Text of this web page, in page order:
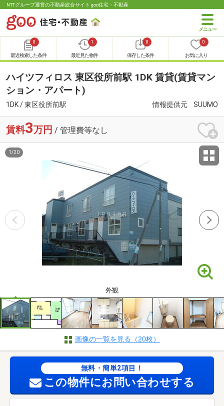
NTTグループ運営の不動産総合サイト goo住宅・不動産
0
最近検索した条件
1
最近見た物件
0
保存した条件
0
お気に入り
ハイツフィロス 東区役所前駅 1DK 賃貸(賃貸マン
ション・アパート)
1DK / 東区役所前駅 情報提供元 SUUMO
賃料3万円 / 管理費等なし
外観
1 /20
画像の一覧を見る（20枚）
無料・簡単2項目！
この物件にお問い合わせする